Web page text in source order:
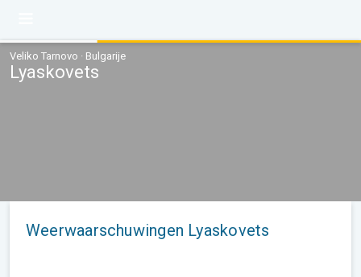
Veliko Tarnovo · Bulgarije
Lyaskovets
Weerwaarschuwingen Lyaskovets